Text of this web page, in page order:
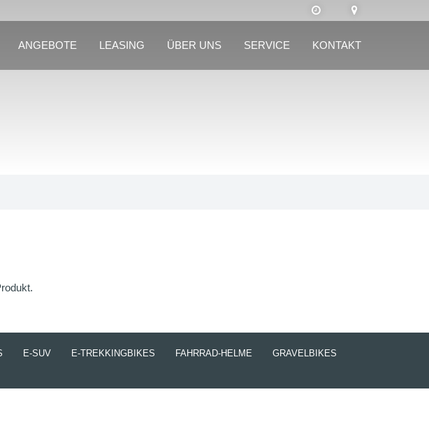
ANGEBOTE LEASING ÜBER UNS SERVICE KONTAKT
E-SUV E-TREKKINGBIKES FAHRRAD-HELME
GRAVELBIKES